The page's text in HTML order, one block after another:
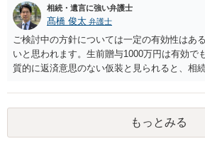
た方がよいと思います。
相続・遺言に強い弁護士
髙橋 俊太 弁護士
ご検討中の方針については一定の有効性はあ
いと思われます。生前贈与1000万円は有効で
質的に返済意思のない仮装と見られると、相
法として考えられるものとしては、 ①信託（
産を信託口に移し、受託者（信頼できる友人
・生存中はあなたの生活費・介護費に優先充
体へ と使途を厳格に指定。相続ではなく信託
もっとみる